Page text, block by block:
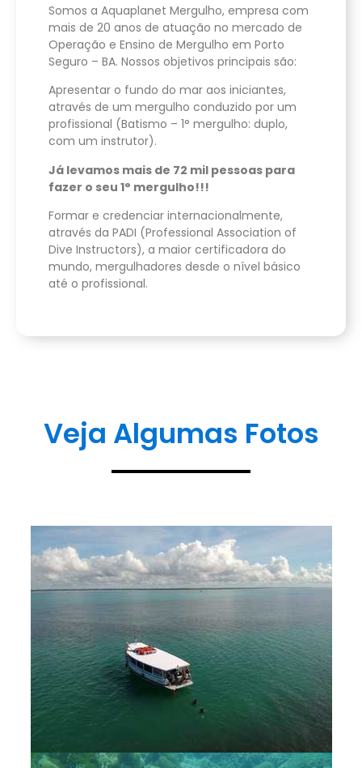
Somos a Aquaplanet Mergulho, empresa com
mais de 20 anos de atuação no mercado de
Operação e Ensino de Mergulho em Porto
Seguro – BA. Nossos objetivos principais são:
Apresentar o fundo do mar aos iniciantes,
através de um mergulho conduzido por um
profissional (Batismo – 1° mergulho: duplo,
com um instrutor).
Já levamos mais de 72 mil pessoas para
fazer o seu 1° mergulho!!!
Formar e credenciar internacionalmente,
através da PADI (Professional Association of
Dive Instructors), a maior certificadora do
mundo, mergulhadores desde o nível básico
até o profissional.
Veja Algumas Fotos